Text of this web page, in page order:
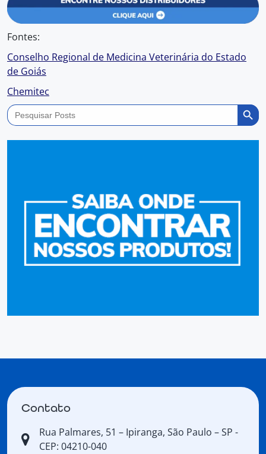
Fontes:
Conselho Regional de Medicina Veterinária do Estado
de Goiás
Chemitec
Search
for:
Search
Contato
Rua Palmares, 51 – Ipiranga, São Paulo – SP -
CEP: 04210-040